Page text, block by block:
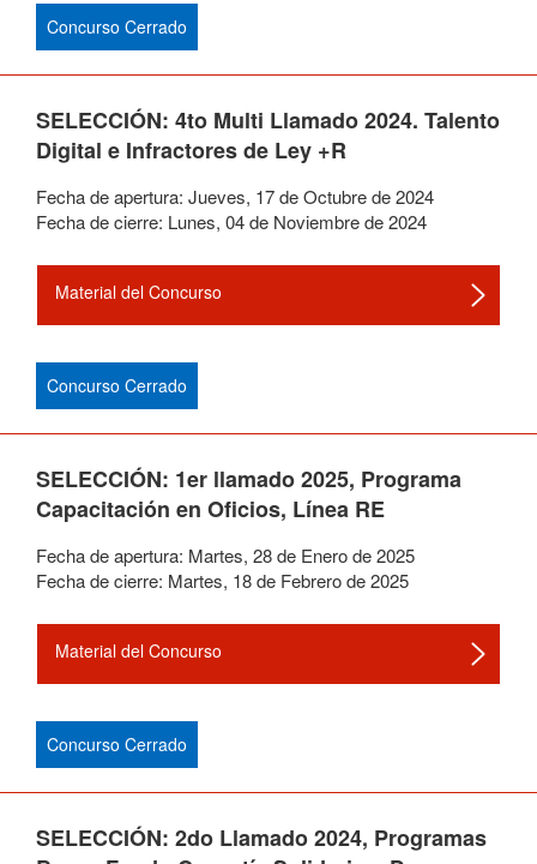
Concurso Cerrado
SELECCIÓN: 4to Multi Llamado 2024. Talento
Digital e Infractores de Ley +R
Fecha de apertura: Jueves, 17deOctubrede2024
Fecha de cierre: Lunes, 04de Noviembrede2024
Material del Concurso
Concurso Cerrado
SELECCIÓN: 1er llamado 2025, Programa
Capacitación en Oficios, Línea RE
Fecha de apertura: Martes, 28de Enerode2025
Fecha de cierre: Martes, 18de Febrerode2025
Material del Concurso
Concurso Cerrado
SELECCIÓN: 2do Llamado 2024, Programas